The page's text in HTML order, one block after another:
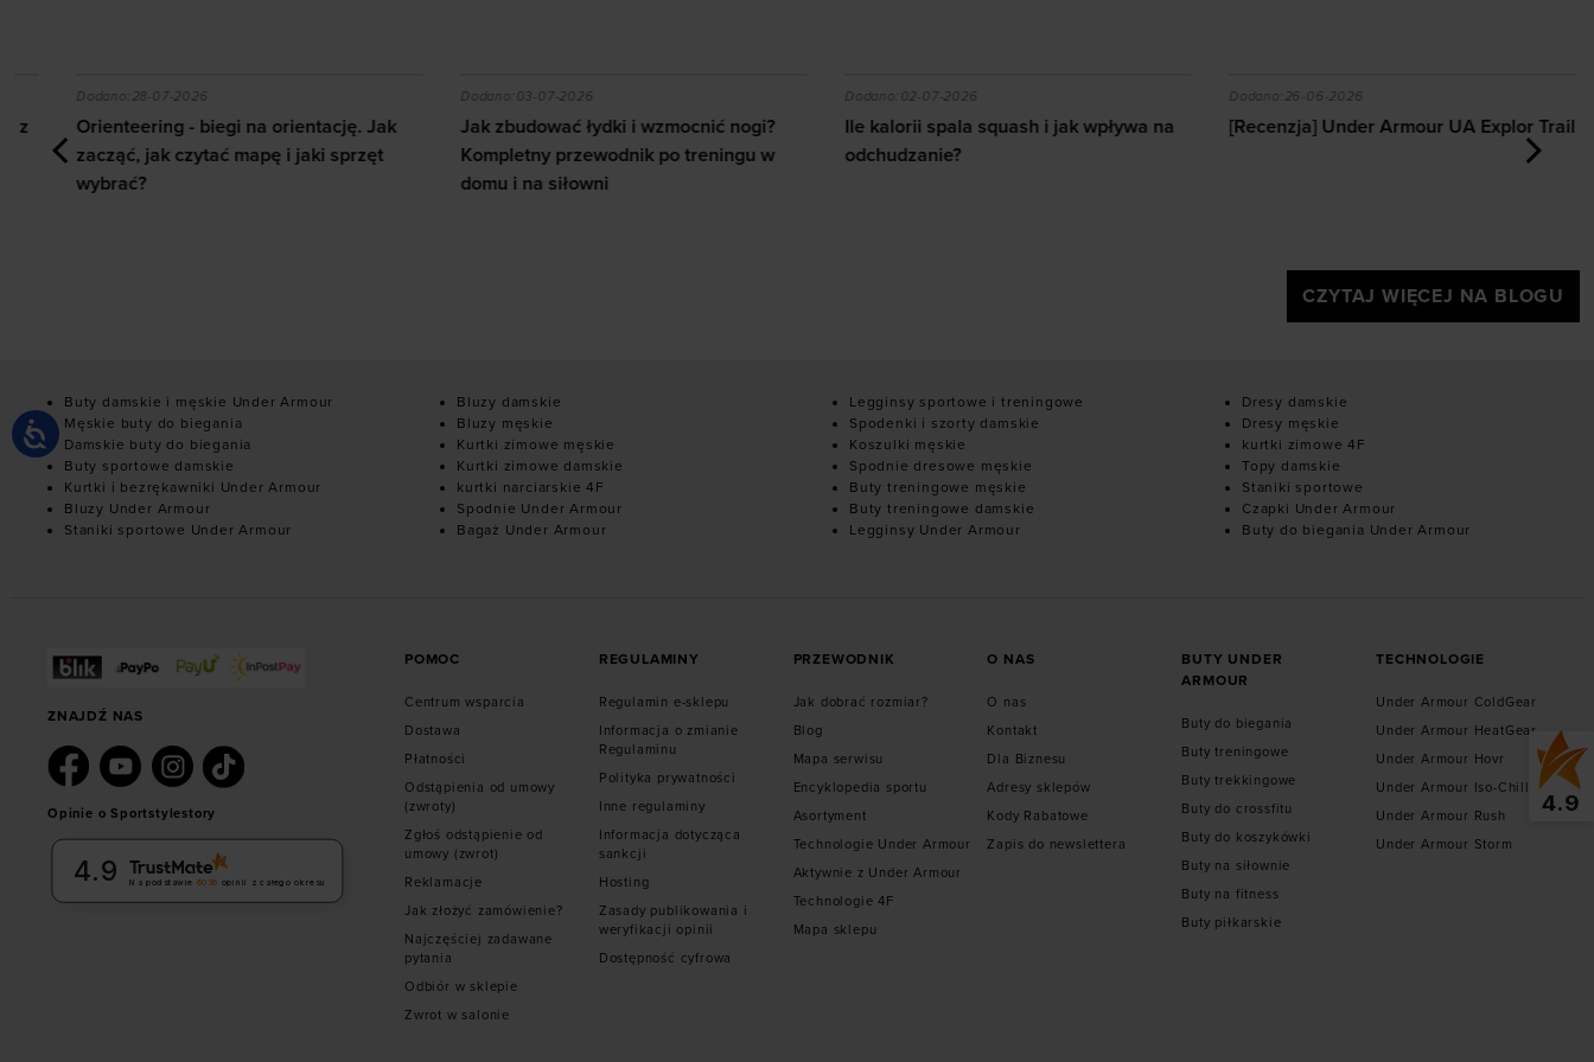
z ab wheel i jakie efekty daje trening?
Orienteering - biegi na orientację. Jak zacząć, jak czytać mapę i jaki sprzęt wybrać?
Dodano: 28-07-2026
Orienteering - biegi na orientację. Jak
zacząć, jak czytać mapę i jaki sprzęt
wybrać?
Jak zbudować łydki i wzmocnić nogi? Kompletny przewodnik po treningu w domu i na siłowni
Dodano: 03-07-2026
Jak zbudować łydki i wzmocnić nogi?
Kompletny przewodnik po treningu w
domu i na siłowni
Ile kalorii spala squash i jak wpływa na odchudzanie?
Dodano: 02-07-2026
Ile kalorii spala squash i jak wpływa na
odchudzanie?
[Recenzja] Under Armour UA Explor Trail
Dodano: 26-06-2026
[Recenzja] Under Armour UA Explor Trail
CZYTAJ WIĘCEJ NA BLOGU
Buty damskie i męskie Under Armour
Męskie buty do biegania
Damskie buty do biegania
Buty sportowe damskie
Kurtki i bezrękawniki Under Armour
Bluzy Under Armour
Staniki sportowe Under Armour
Bluzy damskie
Bluzy męskie
Kurtki zimowe męskie
Kurtki zimowe damskie
kurtki narciarskie 4F
Spodnie Under Armour
Bagaż Under Armour
Legginsy sportowe i treningowe
Spodenki i szorty damskie
Koszulki męskie
Spodnie dresowe męskie
Buty treningowe męskie
Buty treningowe damskie
Legginsy Under Armour
Dresy damskie
Dresy męskie
kurtki zimowe 4F
Topy damskie
Staniki sportowe
Czapki Under Armour
Buty do biegania Under Armour
ZNAJDŹ NAS
Opinie o Sportstylestory
4.9 Na podstawie 6036 opinii z całego okresu
POMOC
Centrum wsparcia
Dostawa
Płatności
Odstąpienia od umowy
(zwroty)
Zgłoś odstąpienie od
umowy (zwrot)
Reklamacje
Jak złożyć zamówienie?
Najczęściej zadawane
pytania
Odbiór w sklepie
Zwrot w salonie
REGULAMINY
Regulamin e-sklepu
Informacja o zmianie
Regulaminu
Polityka prywatności
Inne regulaminy
Informacja dotycząca
sankcji
Hosting
Zasady publikowania i
weryfikacji opinii
Dostępność cyfrowa
PRZEWODNIK
Jak dobrać rozmiar?
Blog
Mapa serwisu
Encyklopedia sportu
Asortyment
Technologie Under Armour
Aktywnie z Under Armour
Technologie 4F
Mapa sklepu
O NAS
O nas
Kontakt
Dla Biznesu
Adresy sklepów
Kody Rabatowe
Zapis do newslettera
BUTY UNDER
ARMOUR
Buty do biegania
Buty treningowe
Buty trekkingowe
Buty do crossfitu
Buty do koszykówki
Buty na siłownie
Buty na fitness
Buty piłkarskie
TECHNOLOGIE
Under Armour ColdGear
Under Armour HeatGear
Under Armour Hovr
Under Armour Iso-Chill
Under Armour Rush
Under Armour Storm
4.9